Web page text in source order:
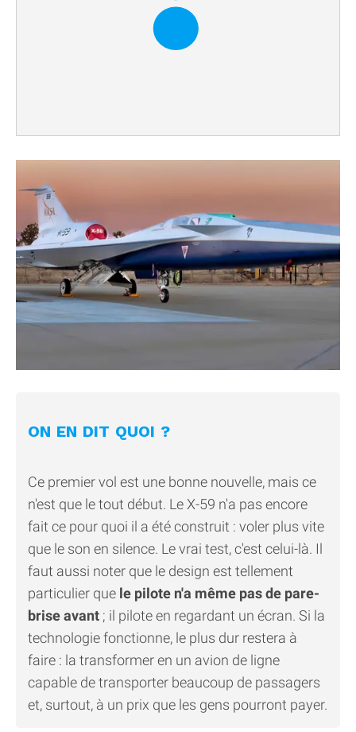
ON EN DIT QUOI ?
Ce premier vol est une bonne nouvelle, mais ce
n'est que le tout début. Le X-59 n'a pas encore
fait ce pour quoi il a été construit : voler plus vite
que le son en silence. Le vrai test, c'est celui-là. Il
faut aussi noter que le design est tellement
particulier que le pilote n'a même pas de pare-
brise avant ; il pilote en regardant un écran. Si la
technologie fonctionne, le plus dur restera à
faire : la transformer en un avion de ligne
capable de transporter beaucoup de passagers
et, surtout, à un prix que les gens pourront payer.